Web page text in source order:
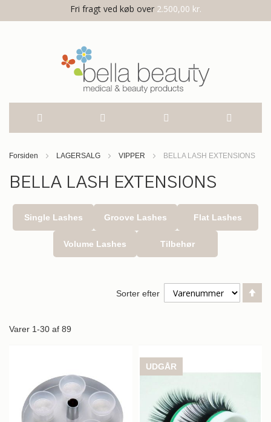
Fri fragt ved køb over 2.500,00 kr.
Forsiden LAGERSALG VIPPER BELLA LASH EXTENSIONS
BELLA LASH EXTENSIONS
Single Lashes Groove Lashes Flat Lashes
Volume Lashes Tilbehør
Varer 1-30 af 89
Sorter efter
UDGÅR